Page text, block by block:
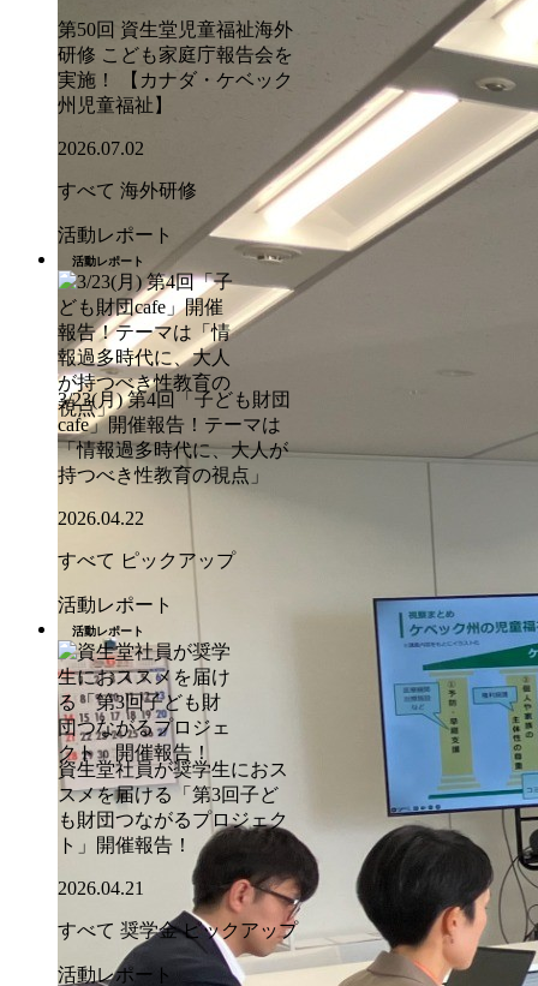
第50回 資生堂児童福祉海外
研修 こども家庭庁報告会を
実施！ 【カナダ・ケベック
州児童福祉】
2026.07.02
すべて 海外研修
活動レポート
活動レポート
3/23(月) 第4回「子ども財団
cafe」開催報告！テーマは
「情報過多時代に、大人が
持つべき性教育の視点」
2026.04.22
すべて ピックアップ
活動レポート
活動レポート
資生堂社員が奨学生におス
スメを届ける「第3回子ど
も財団つながるプロジェク
ト」開催報告！
2026.04.21
すべて 奨学金 ピックアップ
活動レポート